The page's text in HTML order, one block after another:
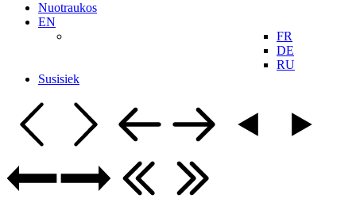
Nuotraukos
EN
FR
DE
RU
Susisiek